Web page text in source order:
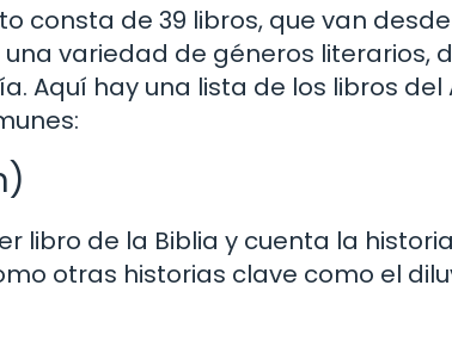
consta de 39 libros, que van
variedad de géneros literarios,
Aquí hay una lista de los libros
libro de la Biblia y cuenta la
otras historias clave como el